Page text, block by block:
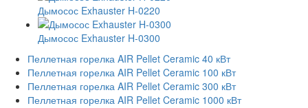
Дымосос Exhauster H-0220
Дымосос Exhauster H-0300
Пеллетная горелка AIR Pellet Ceramic 40 кВт
Пеллетная горелка AIR Pellet Ceramic 100 кВт
Пеллетная горелка AIR Pellet Ceramic 300 кВт
Пеллетная горелка AIR Pellet Ceramic 1000 кВт